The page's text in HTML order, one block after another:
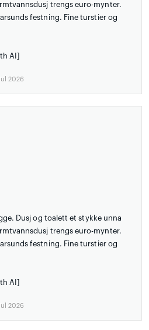
trengs euro-mynter.
festning. Fine turstier og
AI]
2026
Dusj og toalett et stykke unna
trengs euro-mynter.
festning. Fine turstier og
AI]
2026